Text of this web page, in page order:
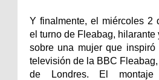
Y finalmente, el miércoles 2
el turno de Fleabag, hilarante
sobre una mujer que
televisión de la BBC
de Londres. El